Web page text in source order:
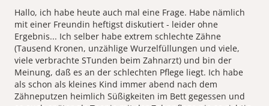
Hallo, ich habe heute auch mal eine Frage. Habe nämlich
mit einer Freundin heftigst diskutiert - leider ohne
Ergebnis... Ich selber habe extrem schlechte Zähne
(Tausend Kronen, unzählige Wurzelfüllungen und viele,
viele verbrachte STunden beim Zahnarzt) und bin der
Meinung, daß es an der schlechten Pflege liegt. Ich habe
als schon als kleines Kind immer abend nach dem
Zähneputzen heimlich Süßigkeiten im Bett gegessen und